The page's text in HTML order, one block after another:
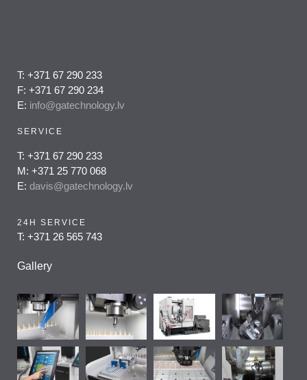
T: +371 67 290 233
F: +371 67 290 234
E: info@gatechnology.lv
SERVICE
T: +371 67 290 233
M: +371 25 770 068
E: davis@gatechnology.lv
24H SERVICE
T: +371 26 565 743
Gallery